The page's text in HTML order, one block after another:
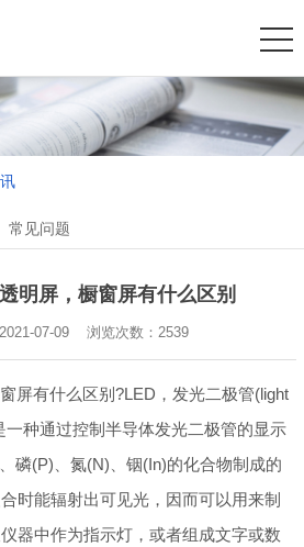
常见问题
明屏，橱窗屏有什么区别
07-09 浏览次数： 2539
屏有什么区别?LED，发光二极管(light
一种通过控制半导体发光二极管的显示
磷(P)、氮(N)、铟(In)的化合物制成的
时能辐射出可见光，因而可以用来制
器中作为指示灯，或者组成文字或数